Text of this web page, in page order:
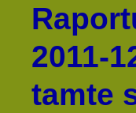
2011-
tamte